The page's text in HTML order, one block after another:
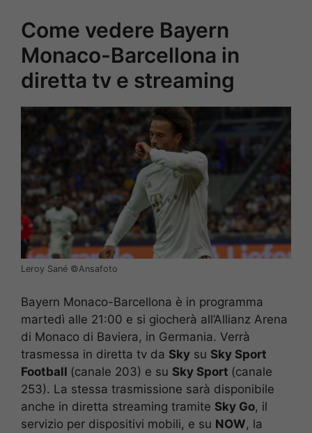
Come vedere Bayern
Monaco-Barcellona in
diretta tv e streaming
Leroy Sané ©️Ansafoto
Bayern Monaco-Barcellona è in programma
martedì alle 21:00 e si giocherà all’Allianz Arena
di Monaco di Baviera, in Germania. Verrà
trasmessa in diretta tv da Sky su Sky Sport
Football (canale 203) e su Sky Sport (canale
253). La stessa trasmissione sarà disponibile
anche in diretta streaming tramite Sky Go, il
servizio per dispositivi mobili, e su NOW, la